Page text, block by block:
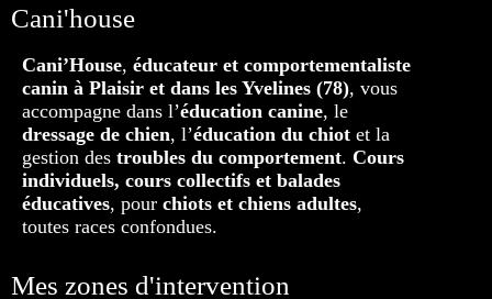
Cani'house
Cani’House, éducateur et comportementaliste
canin à Plaisir et dans les Yvelines (78), vous
accompagne dans l’éducation canine, le
dressage de chien, l’éducation du chiot et la
gestion des troubles du comportement. Cours
individuels, cours collectifs et balades
éducatives, pour chiots et chiens adultes,
toutes races confondues.
Mes zones d'intervention